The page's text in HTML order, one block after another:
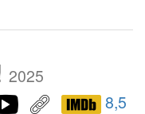
2025
8,5